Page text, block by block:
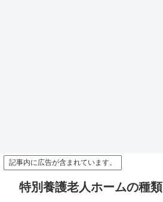
記事内に広告が含まれています。
特別養護老人ホームの種類